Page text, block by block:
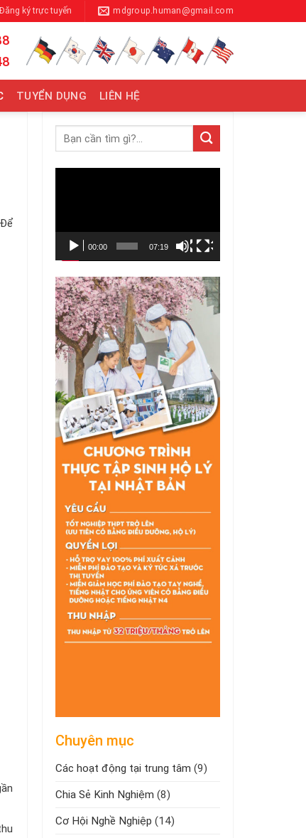
Đăng ký trực tuyến mdgroup.human@gmail.com
TUYỂN DỤNG LIÊN HỆ
00:00 07:19
Chuyên mục
Các hoạt động tại trung tâm (9)
Chia Sẻ Kinh Nghiệm (8)
Cơ Hội Nghề Nghiệp (14)